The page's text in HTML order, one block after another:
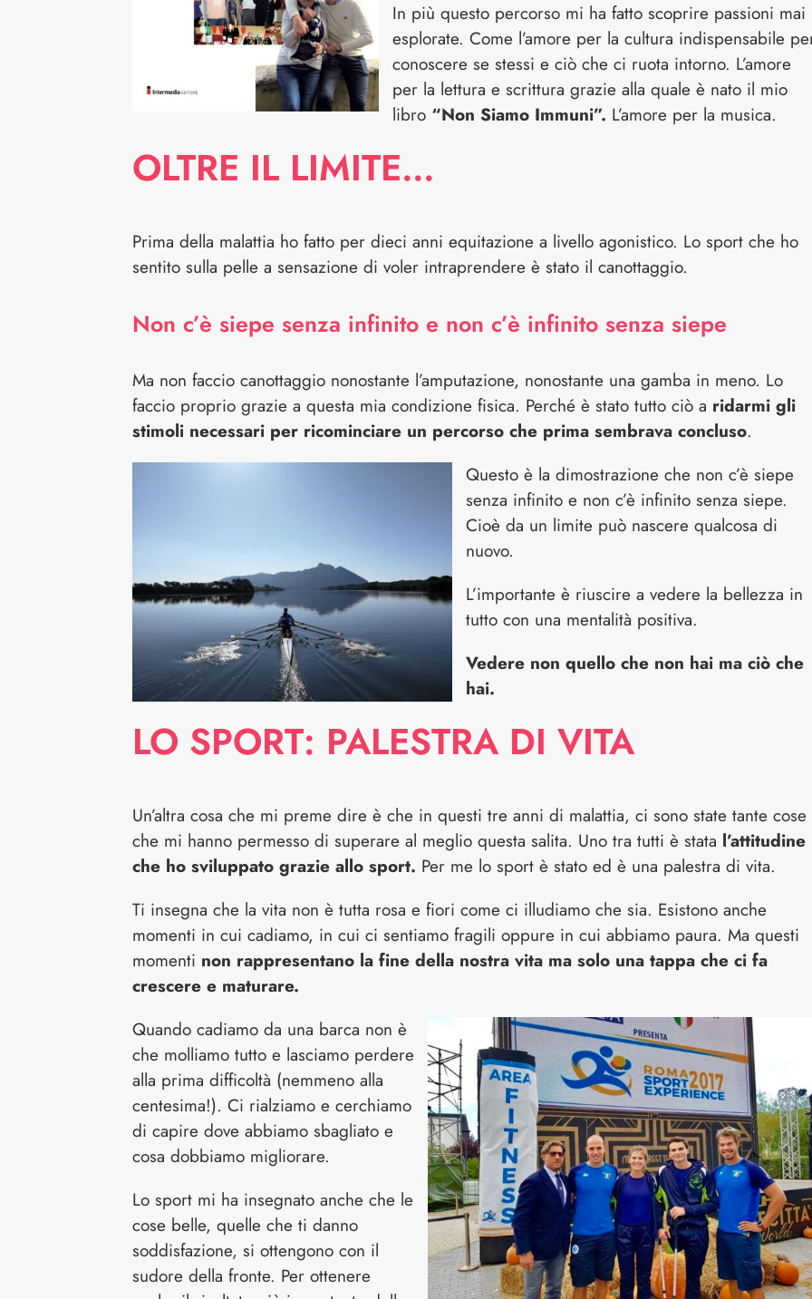
In più questo percorso mi ha fatto scoprire passioni mai
esplorate. Come l’amore per la cultura indispensabile
conoscere se stessi e ciò che ci ruota intorno. L’amore
per la lettura e scrittura grazie alla quale è nato il mio
libro “Non Siamo Immuni”. L’amore per la musica.
OLTRE IL LIMITE…
Prima della malattia ho fatto per dieci anni equitazione a livello agonistico. Lo sport che ho
sentito sulla pelle a sensazione di voler intraprendere è stato il canottaggio.
Non c’è siepe senza infinito e non c’è infinito senza siepe
Ma non faccio canottaggio nonostante l’amputazione, nonostante una gamba in meno. Lo
faccio proprio grazie a questa mia condizione fisica. Perché è stato tutto ciò a ridarmi gli
stimoli necessari per ricominciare un percorso che prima sembrava concluso.
Questo è la dimostrazione che non c’è siepe
senza infinito e non c’è infinito senza siepe.
Cioè da un limite può nascere qualcosa di
nuovo.
L’importante è riuscire a vedere la bellezza in
tutto con una mentalità positiva.
Vedere non quello che non hai ma ciò che
hai.
LO SPORT: PALESTRA DI VITA
Un’altra cosa che mi preme dire è che in questi tre anni di malattia, ci sono state tante cose
che mi hanno permesso di superare al meglio questa salita. Uno tra tutti è stata l’attitudine
che ho sviluppato grazie allo sport. Per me lo sport è stato ed è una palestra di vita.
Ti insegna che la vita non è tutta rosa e fiori come ci illudiamo che sia. Esistono anche
momenti in cui cadiamo, in cui ci sentiamo fragili oppure in cui abbiamo paura. Ma questi
momenti non rappresentano la fine della nostra vita ma solo una tappa che ci fa
crescere e maturare.
Quando cadiamo da una barca non è
che molliamo tutto e lasciamo perdere
alla prima difficoltà (nemmeno alla
centesima!). Ci rialziamo e cerchiamo
di capire dove abbiamo sbagliato e
cosa dobbiamo migliorare.
Lo sport mi ha insegnato anche che le
cose belle, quelle che ti danno
soddisfazione, si ottengono con il
sudore della fronte. Per ottenere